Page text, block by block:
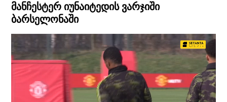
მანჩესტერ იუნაიტედის ვარჯიში
ბარსელონაში